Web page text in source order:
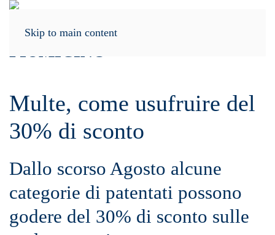
Skip to main content
Multe, come usufruire del
30% di sconto
Dallo scorso Agosto alcune
categorie di patentati possono
godere del 30% di sconto sulle